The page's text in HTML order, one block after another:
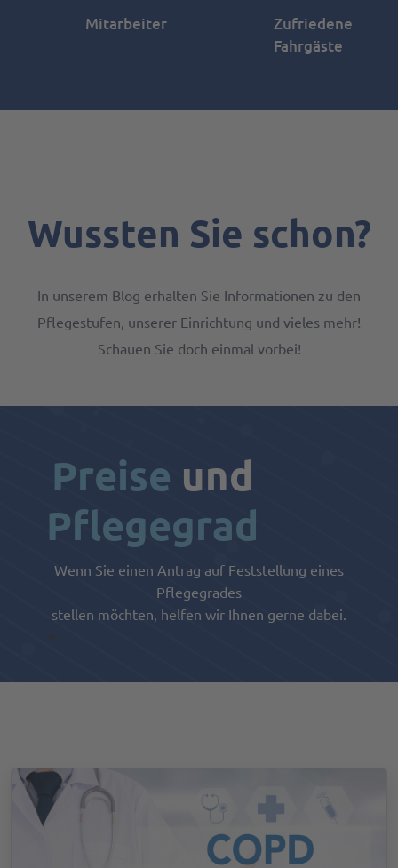
Mitarbeiter
Zufriedene
Fahrgäste
Wussten Sie schon?
In unserem Blog erhalten Sie Informationen zu den
Pflegestufen, unserer Einrichtung und vieles mehr!
Schauen Sie doch einmal vorbei!
Preise und
Pflegegrad
Wenn Sie einen Antrag auf Feststellung eines
Pflegegrades
stellen möchten, helfen wir Ihnen gerne dabei.